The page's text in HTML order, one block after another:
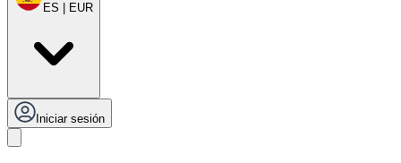
ES | EUR
Iniciar sesión